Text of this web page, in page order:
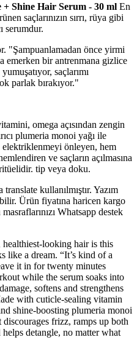
+ Shine Hair Serum - 30 ml En
saçlarınızın sırrı, rüya gibi
serumdur.
"Şampuanlamadan önce yirmi
emerken bir antrenmana gizlice
saçlarımı
parlak bırakıyor."
omega açısından zengin
plumeria monoi yağı ile
elektriklenmeyi önleyen, hem
ve saçların açılmasına
tip veya doku.
kullanılmıştır. Yazım
Ürün fiyatına haricen kargo
Whatsapp destek
healthiest-looking hair is this
like a dream. “It’s kind of a
it in for twenty minutes
while the serum soaks into
softens and strengthens
with cuticle-sealing vitamin
shine-boosting plumeria monoi
frizz, ramps up both
detangle, no matter what